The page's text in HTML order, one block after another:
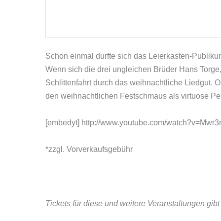
Schon einmal durfte sich das Leierkasten-
Wenn sich die drei ungleichen Brüder Hans
Schlittenfahrt durch das weihnachtliche Liedgut.
den weihnachtlichen Festschmaus als virtuose
[embedyt] http://www.youtube.com/
*zzgl. Vorverkaufsgebühr
Tickets für diese und weitere Veranstaltungen